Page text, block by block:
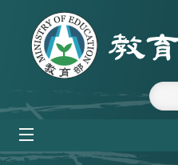
跳到主要內容區塊
:::